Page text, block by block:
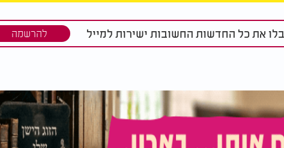
את כל החדשות החשובות ישירות למייל להרשמה